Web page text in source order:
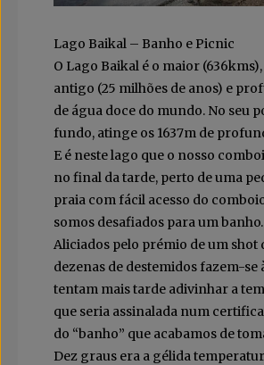
Lago Baikal – Banho e Picnic
O Lago Baikal é o maior
antigo (25 milhões de anos) e
de água doce do mundo. No seu
fundo, atinge os 1637m de
E é neste lago que o nosso
no final da tarde, perto de uma
praia com fácil acesso do
somos desafiados para um
Aliciados pelo prémio de um shot
dezenas de destemidos fazem-se
tentam mais tarde adivinhar a
que seria assinalada num
do “banho” que acabamos de
Dez graus era a gélida